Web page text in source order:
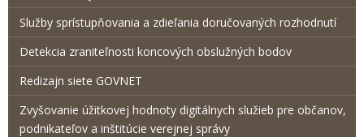
Služby sprístupňovania a zdieľania doručovaných rozhodnutí
Detekcia zraniteľnosti koncových obslužných bodov
Redizajn siete GOVNET
Zvyšovanie úžitkovej hodnoty digitálnych služieb pre občanov,
podnikateľov a inštitúcie verejnej správy